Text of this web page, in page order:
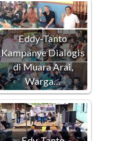
Eddy-Tanto
Kampanye Dialogis
di Muara Arai,
Warga…